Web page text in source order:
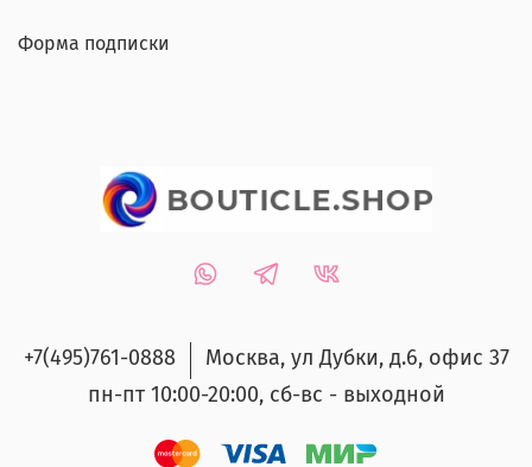
Форма подписки
+7(495)761-0888
Москва, ул Дубки, д.6, офис 37
пн-пт 10:00-20:00, сб-вс - выходной